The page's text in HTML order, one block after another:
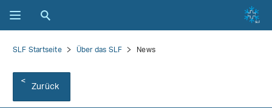
SLF Startseite Über das SLF News
Zurück